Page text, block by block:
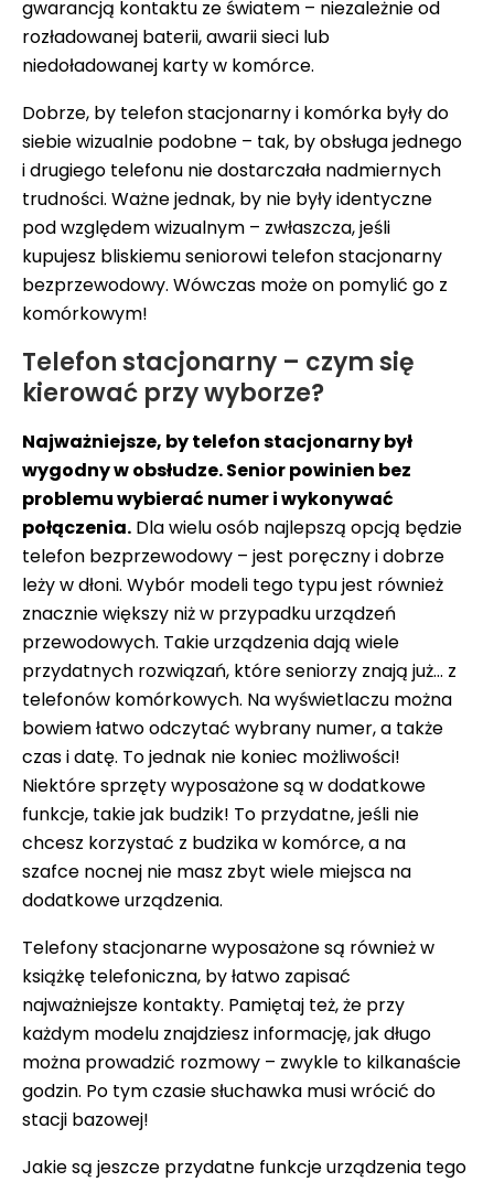
gwarancją kontaktu ze światem – niezależnie od
rozładowanej baterii, awarii sieci lub
niedoładowanej karty w komórce.
Dobrze, by telefon stacjonarny i komórka były do
siebie wizualnie podobne – tak, by obsługa jednego
i drugiego telefonu nie dostarczała nadmiernych
trudności. Ważne jednak, by nie były identyczne
pod względem wizualnym – zwłaszcza, jeśli
kupujesz bliskiemu seniorowi telefon stacjonarny
bezprzewodowy. Wówczas może on pomylić go z
komórkowym!
Telefon stacjonarny – czym się
kierować przy wyborze?
Najważniejsze, by telefon stacjonarny był
wygodny w obsłudze. Senior powinien bez
problemu wybierać numer i wykonywać
połączenia. Dla wielu osób najlepszą opcją będzie
telefon bezprzewodowy – jest poręczny i dobrze
leży w dłoni. Wybór modeli tego typu jest również
znacznie większy niż w przypadku urządzeń
przewodowych. Takie urządzenia dają wiele
przydatnych rozwiązań, które seniorzy znają już… z
telefonów komórkowych. Na wyświetlaczu można
bowiem łatwo odczytać wybrany numer, a także
czas i datę. To jednak nie koniec możliwości!
Niektóre sprzęty wyposażone są w dodatkowe
funkcje, takie jak budzik! To przydatne, jeśli nie
chcesz korzystać z budzika w komórce, a na
szafce nocnej nie masz zbyt wiele miejsca na
dodatkowe urządzenia.
Telefony stacjonarne wyposażone są również w
książkę telefoniczna, by łatwo zapisać
najważniejsze kontakty. Pamiętaj też, że przy
każdym modelu znajdziesz informację, jak długo
można prowadzić rozmowy – zwykle to kilkanaście
godzin. Po tym czasie słuchawka musi wrócić do
stacji bazowej!
Jakie są jeszcze przydatne funkcje urządzenia tego